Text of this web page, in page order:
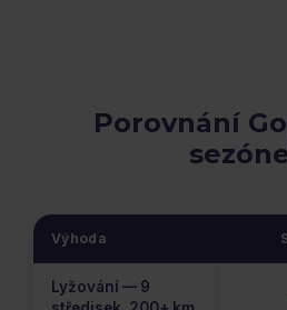
Porovnání
Výhoda
Lyžování — 9